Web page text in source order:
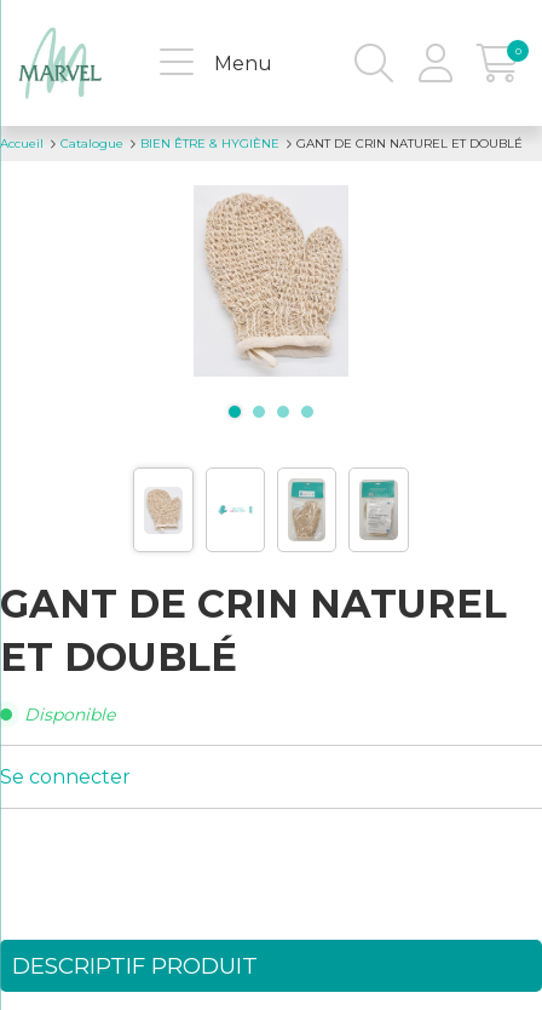
Menu
0
Accueil Catalogue BIEN ÊTRE & HYGIÈNE GANT DE CRIN NATUREL ET DOUBLÉ
GANT DE CRIN NATUREL
ET DOUBLÉ
Disponible
Se connecter
DESCRIPTIF PRODUIT